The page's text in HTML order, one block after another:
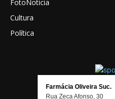
FotoNoticia
Cultura
Política